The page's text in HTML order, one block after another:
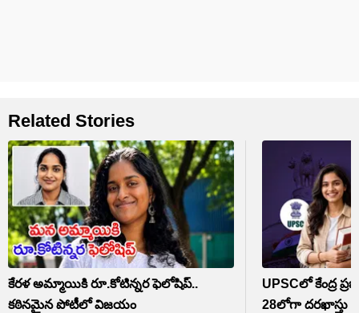
Related Stories
కేరళ అమ్మాయికి రూ.కోటిన్నర ఫెలోషిప్‌..
కఠినమైన పోటీలో విజయం
UPSCలో కేంద్ర
28లోగా దరఖాస్తు